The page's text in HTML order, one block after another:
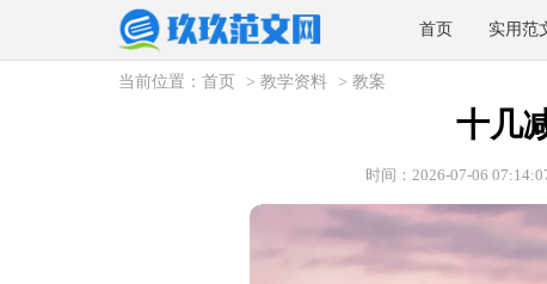
首页 实用范
当前位置： 首页 > 教学资料 > 教案
十几
时间：2026-07-06